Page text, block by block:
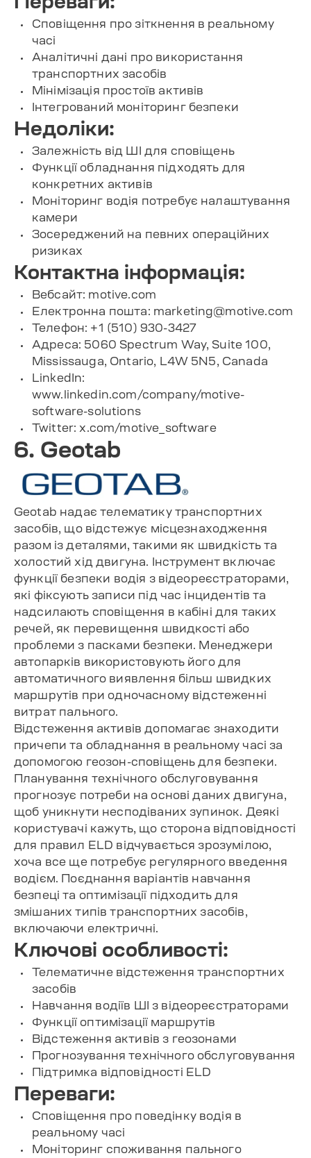
Сповіщення про зіткнення в реальному
часі
Аналітичні дані про використання
транспортних засобів
Мінімізація простоїв активів
Інтегрований моніторинг безпеки
Недоліки:
Залежність від ШІ для сповіщень
Функції обладнання підходять для
конкретних активів
Моніторинг водія потребує налаштування
камери
Зосереджений на певних операційних
ризиках
Контактна інформація:
Вебсайт: motive.com
Електронна пошта: marketing@motive.com
Телефон: +1 (510) 930-3427
Адреса: 5060 Spectrum Way, Suite 100,
Mississauga, Ontario, L4W 5N5, Canada
LinkedIn:
www.linkedin.com/company/motive-
software-solutions
Twitter: x.com/motive_software
6. Geotab
Geotab надає телематику транспортних
засобів, що відстежує місцезнаходження
разом із деталями, такими як швидкість та
холостий хід двигуна. Інструмент включає
функції безпеки водія з відеореєстраторами,
які фіксують записи під час інцидентів та
надсилають сповіщення в кабіні для таких
речей, як перевищення швидкості або
проблеми з пасками безпеки. Менеджери
автопарків використовують його для
автоматичного виявлення більш швидких
маршрутів при одночасному відстеженні
витрат пального.
Відстеження активів допомагає знаходити
причепи та обладнання в реальному часі за
допомогою геозон-сповіщень для безпеки.
Планування технічного обслуговування
прогнозує потреби на основі даних двигуна,
щоб уникнути несподіваних зупинок. Деякі
користувачі кажуть, що сторона відповідності
для правил ELD відчувається зрозумілою,
хоча все ще потребує регулярного введення
водієм. Поєднання варіантів навчання
безпеці та оптимізації підходить для
змішаних типів транспортних засобів,
включаючи електричні.
Ключові особливості:
Телематичне відстеження транспортних
засобів
Навчання водіїв ШІ з відеореєстраторами
Функції оптимізації маршрутів
Відстеження активів з геозонами
Прогнозування технічного обслуговування
Підтримка відповідності ELD
Переваги:
Сповіщення про поведінку водія в
реальному часі
Моніторинг споживання пального